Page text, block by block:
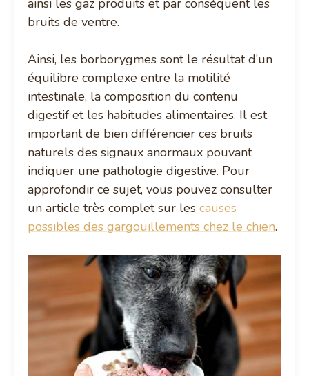
ainsi les gaz produits et par conséquent les
bruits de ventre.
Ainsi, les borborygmes sont le résultat d’un
équilibre complexe entre la motilité
intestinale, la composition du contenu
digestif et les habitudes alimentaires. Il est
important de bien différencier ces bruits
naturels des signaux anormaux pouvant
indiquer une pathologie digestive. Pour
approfondir ce sujet, vous pouvez consulter
un article très complet sur lescauses
possibles des gargouillements chez le chien.